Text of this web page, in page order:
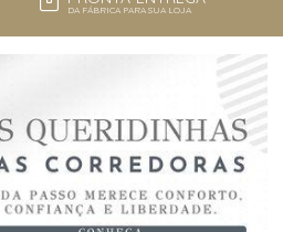
DA FÁBRICA PARA SUA LOJA